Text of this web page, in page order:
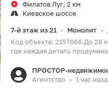
Филатов Луг, 2 км
Киевское шоссе
7-й этаж из 21 • Монолит •
Код объекта: 2157866.До 28
где каждая деталь
ПРОСТОР-
Агентство
• 1 час